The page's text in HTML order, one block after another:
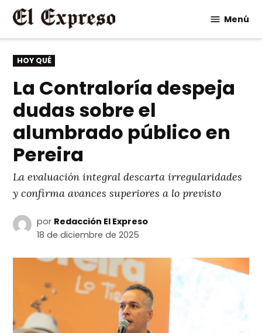
Saltar
contenido
Menú
PUBLICADO
EN
HOY QUÉ
La Contraloría despeja
dudas sobre el
alumbrado público en
Pereira
La evaluación integral descarta irregularidades
y confirma avances superiores a lo previsto
por Redacción El Expreso
18 de diciembre de 2025